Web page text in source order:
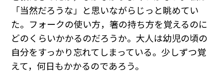
「当然だろうな」と思いながらじっと眺めてい
た。フォークの使い方，箸の持ち方を覚えるのに
どのくらいかかるのだろうか。大人は幼児の頃の
自分をすっかり忘れてしまっている。少しずつ覚
えて，何日もかかるのであろう。